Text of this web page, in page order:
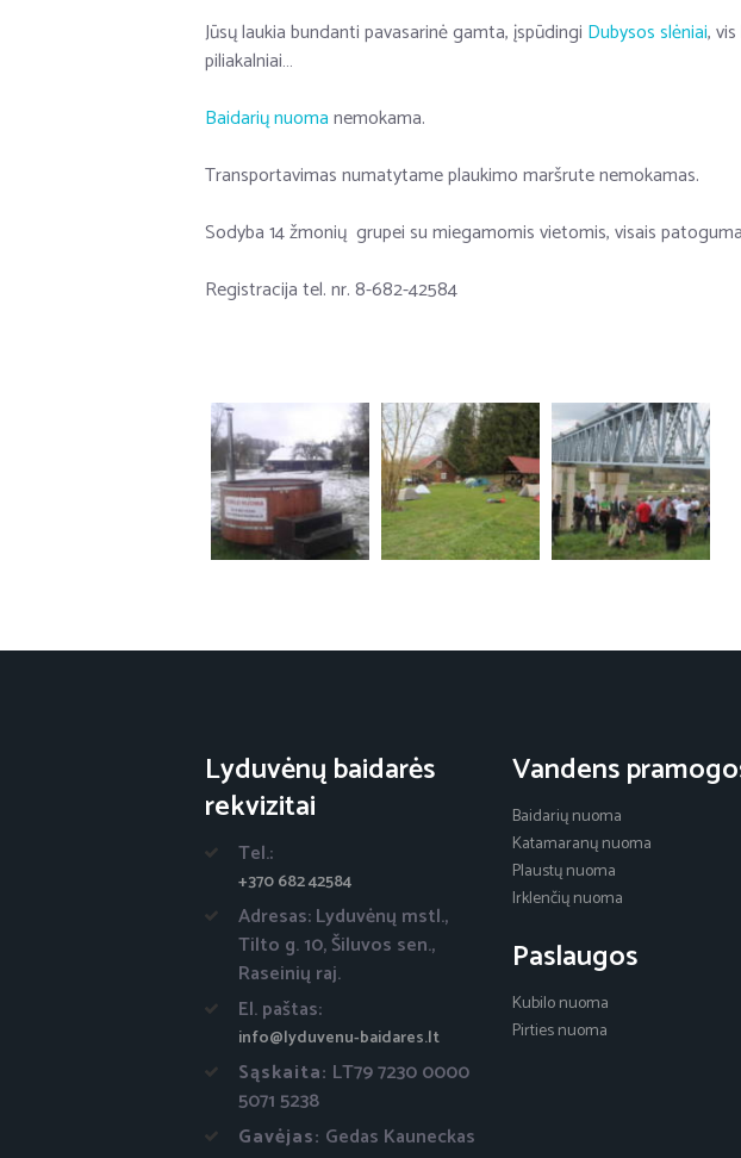
Jūsų laukia bundanti pavasarinė gamta, įspūdingi Dubysos slėniai,
piliakalniai…
Baidarių nuomanemokama.
Transportavimas numatytame plaukimo maršrute nemokamas.
Sodyba 14 žmonių grupei su miegamomis vietomis, visais
Registracija tel. nr. 8-682-42584
Lyduvėnų baidarės
rekvizitai
Tel.:
+370 682 42584
Adresas: Lyduvėnų mstl.,
Tilto g. 10, Šiluvos sen.,
Raseinių raj.
El. paštas:
info@lyduvenu-baidares.lt
Sąskaita: LT79 7230 0000
5071 5238
Gavėjas: Gedas Kauneckas
Vandens
Baidarių nuoma
Katamaranų nuoma
Plaustų nuoma
Irklenčių nuoma
Paslaugos
Kubilo nuoma
Pirties nuoma